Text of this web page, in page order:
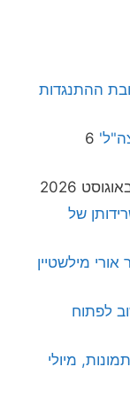
ההתנגדות
6
של
מילשטיין
לפתוח
מיולי